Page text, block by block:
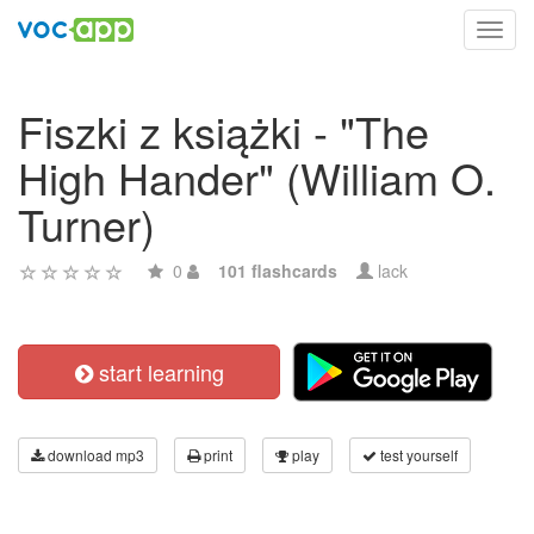
Fiszki z książki - "The
High Hander" (William O.
Turner)
0 101 flashcards lack
start learning
download mp3 print play test yourself